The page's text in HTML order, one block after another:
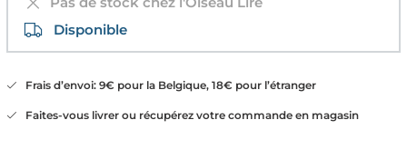
Disponible
Frais d’envoi: 9€ pour la Belgique, 18€ pour l’étranger
Faites-vous livrer ou récupérez votre commande en magasin